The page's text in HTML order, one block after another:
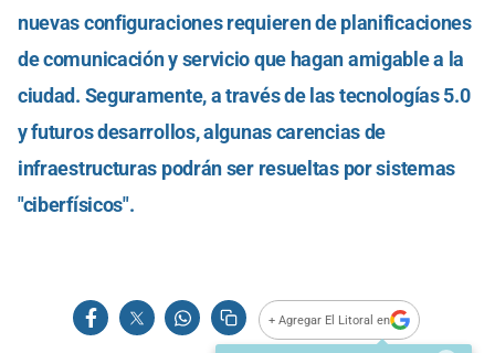
nuevas configuraciones requieren de planificaciones
de comunicación y servicio que hagan amigable a la
ciudad. Seguramente, a través de las tecnologías 5.0
y futuros desarrollos, algunas carencias de
infraestructuras podrán ser resueltas por sistemas
"ciberfísicos".
+ Agregar El Litoral en